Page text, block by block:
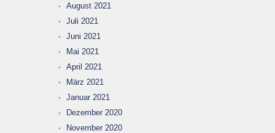
August 2021
Juli 2021
Juni 2021
Mai 2021
April 2021
März 2021
Januar 2021
Dezember 2020
November 2020